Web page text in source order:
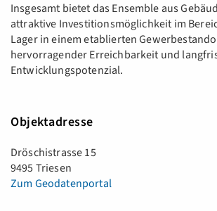
Insgesamt bietet das Ensemble aus
attraktive Investitionsmöglichkeit im
Lager in einem etablierten
hervorragender Erreichbarkeit und
Entwicklungspotenzial.
Objektadresse
Dröschistrasse 15
9495 Triesen
Zum Geodatenportal